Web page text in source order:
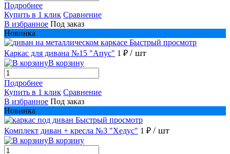
Подробнее
Купить в 1 клик Сравнение
В избранное Под заказ
Новинка
Быстрый просмотр
Каркас для дивана №15 "Апус" 1 ₽ / шт
В корзину
Подробнее
Купить в 1 клик Сравнение
В избранное Под заказ
Новинка
Быстрый просмотр
Комплект диван + кресла №3 "Хедус" 1 ₽ / шт
В корзину